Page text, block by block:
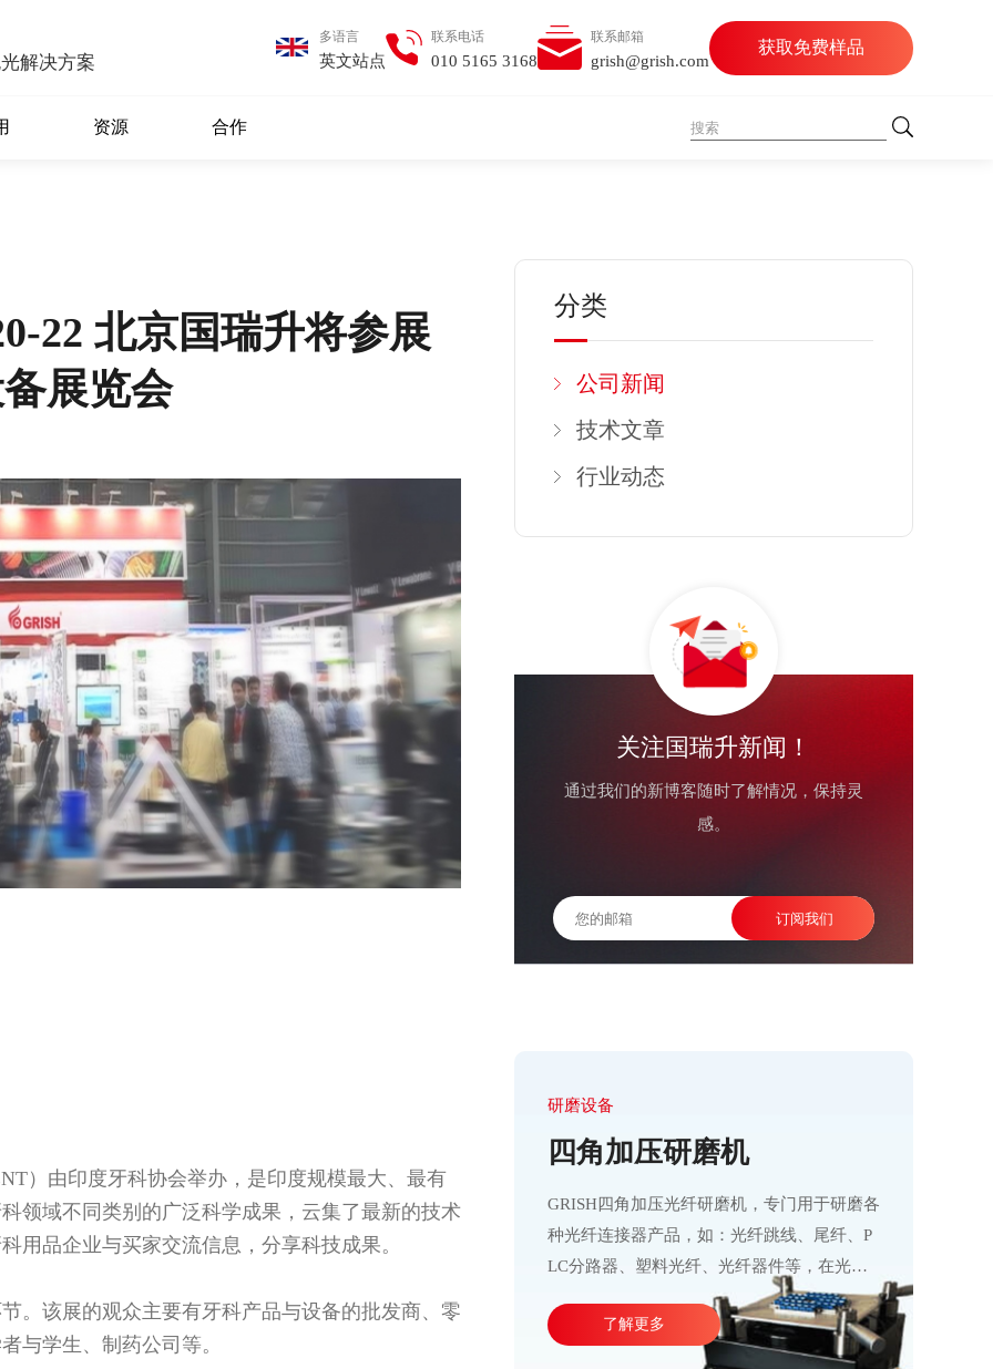
解决方案
多语言
英文站点
联系电话
010 5165 3168
联系邮箱
grish@grish.com
获取免费样品
资源 合作
22 北京国瑞升将参展
展览会
）由印度牙科协会举办，是印度规模最大、最有
领域不同类别的广泛科学成果，云集了最新的技术
用品企业与买家交流信息，分享科技成果。
。该展的观众主要有牙科产品与设备的批发商、零
与学生、制药公司等。
分类
公司新闻
技术文章
行业动态
关注国瑞升新闻！
通过我们的新博客随时了解情况，保持灵
感。
研磨设备
四角加压研磨机
GRISH四角加压光纤研磨机，专门用于研磨各
种光纤连接器产品，如：光纤跳线、尾纤、P
LC分路器、塑料光纤、光纤器件等，在光通
信行业应用十分广泛。产品加工精度高、操作
运行稳定，直观的大屏幕设计可使参数调整更
加方便快捷。目前比较成熟的产线加工方式主
了解更多